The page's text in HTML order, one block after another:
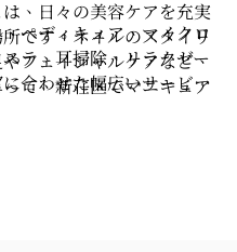
、日々の美容ケアを充実
です。ネイルのスタイリ
フェイシャルケアなど、
て、新荘区でマニキュア
に最適な選択肢となるで
ペディキュア、マイクロ
テ、耳掃除、リラクゼー
合わせた幅広いサービス
ュアのスタイル、まつげ
ストやエステティシャン
調整することができま